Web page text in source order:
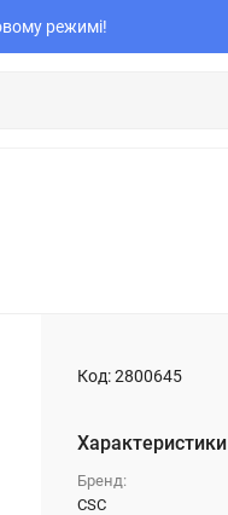
режимі!
Код:2800645
Характеристики
Бренд:
CSC